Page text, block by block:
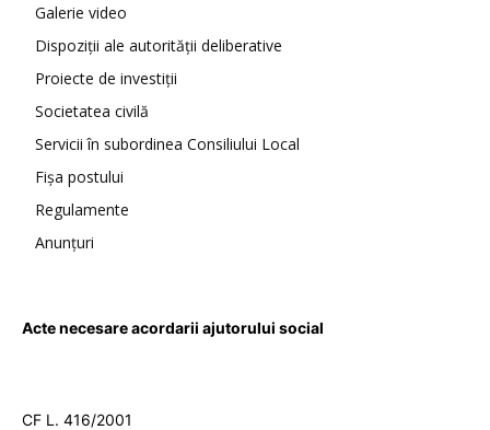
Galerie video
Dispoziții ale autorității deliberative
Proiecte de investiții
Societatea civilă
Servicii în subordinea Consiliului Local
Fișa postului
Regulamente
Anunțuri
Acte necesare acordarii ajutorului social
CF L. 416/2001